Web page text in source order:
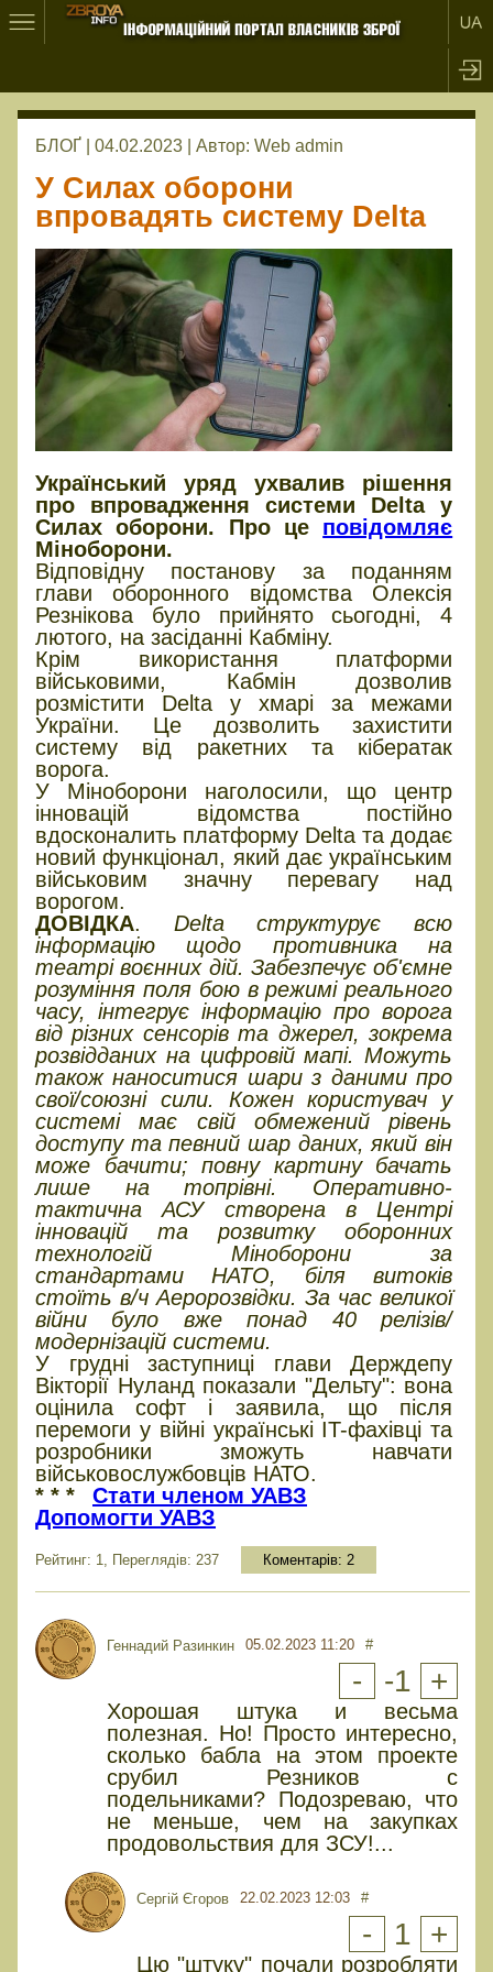
БЛОҐ | 04.02.2023 | Автор: Web admin
У Силах оборони
впровадять систему Delta
Український уряд ухвалив рішення
про впровадження системи Delta у
Силах оборони. Про це повідомляє
Міноборони.
Відповідну постанову за поданням
глави оборонного відомства Олексія
Резнікова було прийнято сьогодні, 4
лютого, на засіданні Кабміну.
Крім використання платформи
військовими, Кабмін дозволив
розмістити Delta у хмарі за межами
України. Це дозволить захистити
систему від ракетних та кібератак
ворога.
У Міноборони наголосили, що центр
інновацій відомства постійно
вдосконалить платформу Delta та додає
новий функціонал, який дає українським
військовим значну перевагу над
ворогом.
ДОВІДКА. Delta структурує всю
інформацію щодо противника на
театрі воєнних дій. Забезпечує об'ємне
розуміння поля бою в режимі реального
часу, інтегрує інформацію про ворога
від різних сенсорів та джерел, зокрема
розвідданих на цифровій мапі. Можуть
також наноситися шари з даними про
свої/союзні сили. Кожен користувач у
системі має свій обмежений рівень
доступу та певний шар даних, який він
може бачити; повну картину бачать
лише на топрівні. Оперативно-
тактична АСУ створена в Центрі
інновацій та розвитку оборонних
технологій Міноборони за
стандартами НАТО, біля витоків
стоїть в/ч Аеророзвідки. За час великої
війни було вже понад 40 релізів/
модернізацій системи.
У грудні заступниці глави Держдепу
Вікторії Нуланд показали "Дельту": вона
оцінила софт і заявила, що після
перемоги у війні українські IT-фахівці та
розробники зможуть навчати
військовослужбовців НАТО.
* * *
Стати членом УАВЗ
Допомогти УАВЗ
Рейтинг: 1, Переглядів: 237 Коментарів: 2
Геннадий Разинкин 05.02.2023 11:20 #
- -1 +
Хорошая штука и весьма
полезная. Но! Просто интересно,
сколько бабла на этом проекте
срубил Резников с
подельниками? Подозреваю, что
не меньше, чем на закупках
продовольствия для ЗСУ!...
Сергій Єгоров 22.02.2023 12:03 #
- 1 +
Цю "штуку" почали розробляти